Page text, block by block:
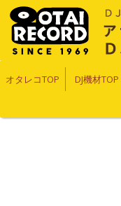
オタレコTOP DJ機材TOP